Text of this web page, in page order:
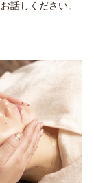
話しください。